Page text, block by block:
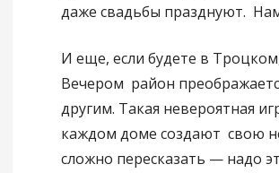
даже свадьбы празднуют.
И еще, если будете в
Вечером район
другим. Такая невероятная
каждом доме создают свою
сложно пересказать — надо